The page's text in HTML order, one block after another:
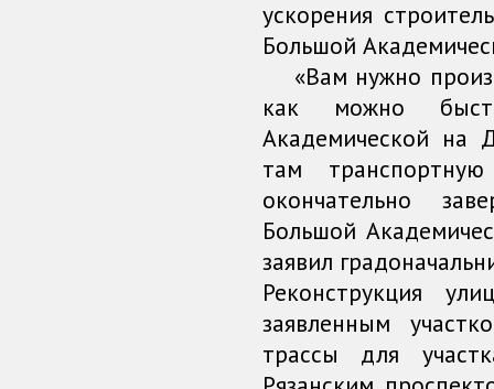
ускорения
Большой
«Вам нужно
как можно
Академической на
там
окончательно
Большой
заявил
Реконструкция
заявленным
трассы для